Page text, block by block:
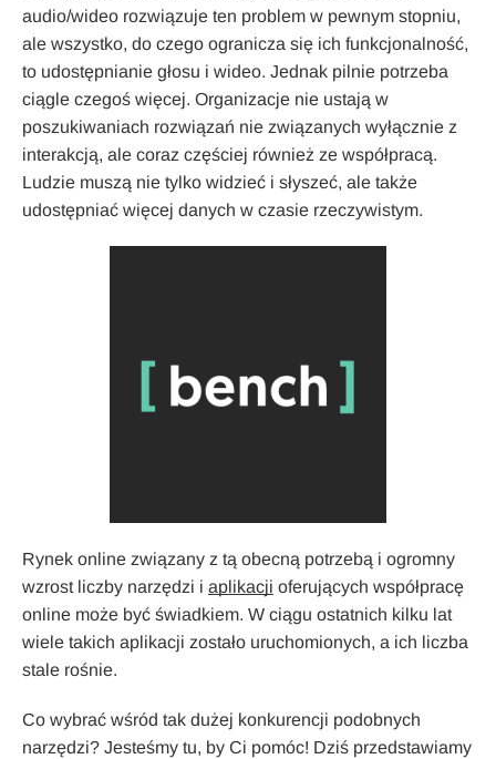
audio/wideo rozwiązuje ten problem w pewnym stopniu,
ale wszystko, do czego ogranicza się ich funkcjonalność,
to udostępnianie głosu i wideo. Jednak pilnie potrzeba
ciągle czegoś więcej. Organizacje nie ustają w
poszukiwaniach rozwiązań nie związanych wyłącznie z
interakcją, ale coraz częściej również ze współpracą.
Ludzie muszą nie tylko widzieć i słyszeć, ale także
udostępniać więcej danych w czasie rzeczywistym.
Rynek online związany z tą obecną potrzebą i ogromny
wzrost liczby narzędzi i aplikacji oferujących współpracę
online może być świadkiem. W ciągu ostatnich kilku lat
wiele takich aplikacji zostało uruchomionych, a ich liczba
stale rośnie.
Co wybrać wśród tak dużej konkurencji podobnych
narzędzi? Jesteśmy tu, by Ci pomóc! Dziś przedstawiamy